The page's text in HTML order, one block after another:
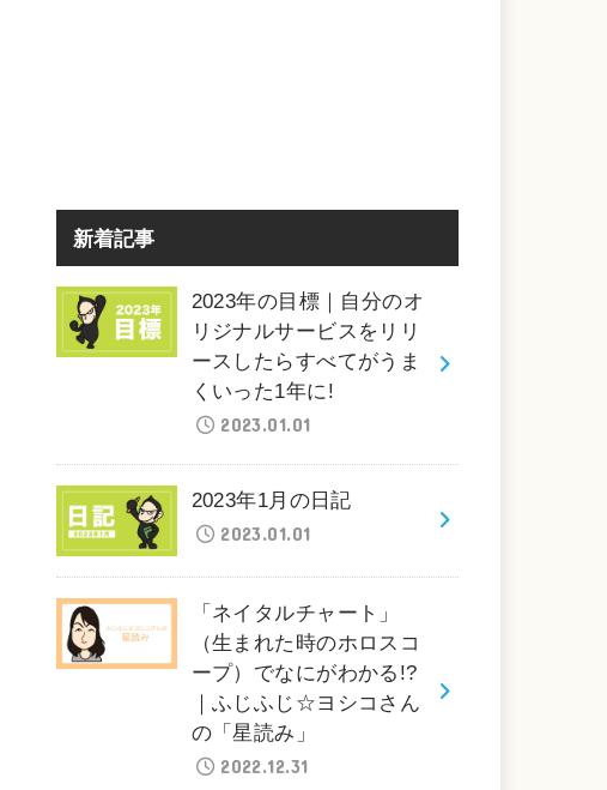
新着記事
2023年の目標｜自分のオ
リジナルサービスをリリ
ースしたらすべてがうま
くいった1年に!
2023.01.01
2023年1月の日記
2023.01.01
「ネイタルチャート」
（生まれた時のホロスコ
ープ）でなにがわかる!?
｜ふじふじ☆ヨシコさん
の「星読み」
2022.12.31